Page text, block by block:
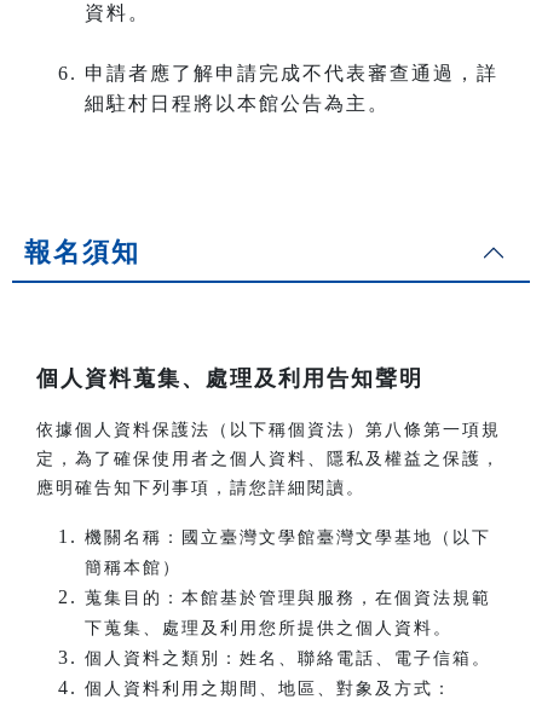
資料。
申請者應了解申請完成不代表審查通過，詳
細駐村日程將以本館公告為主。
報名須知
個人資料蒐集、處理及利用告知聲明
依據個人資料保護法（以下稱個資法）第八條第一項規
定，為了確保使用者之個人資料、隱私及權益之保護，
應明確告知下列事項，請您詳細閱讀。
機關名稱：國立臺灣文學館臺灣文學基地（以下
簡稱本館）
蒐集目的：本館基於管理與服務，在個資法規範
下蒐集、處理及利用您所提供之個人資料。
個人資料之類別：姓名、聯絡電話、電子信箱。
個人資料利用之期間、地區、對象及方式：